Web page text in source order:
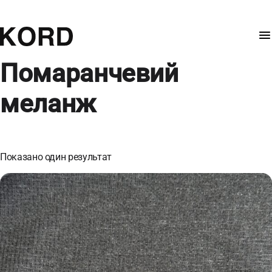
Помаранчевий
меланж
Показано один результат